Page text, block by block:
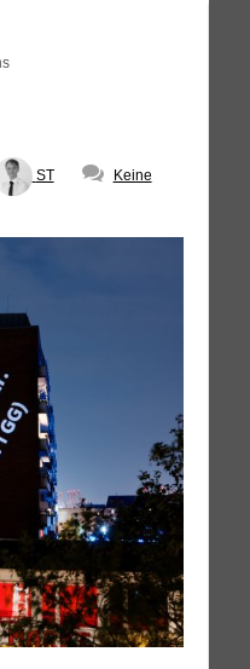
ST
Keine